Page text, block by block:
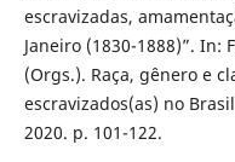
escravizadas,
Janeiro (1830-1888)”. In:
(Orgs.). Raça, gênero e
escravizados(as) no
2020. p. 101-122.